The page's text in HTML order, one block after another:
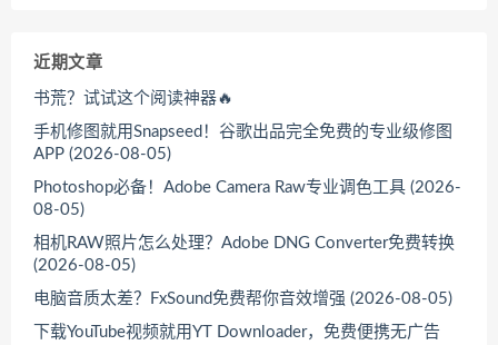
近期文章
书荒？试试这个阅读神器🔥
手机修图就用Snapseed！谷歌出品完全免费的专业级修图
APP (2026-08-05)
Photoshop必备！Adobe Camera Raw专业调色工具 (2026-
08-05)
相机RAW照片怎么处理？Adobe DNG Converter免费转换
(2026-08-05)
电脑音质太差？FxSound免费帮你音效增强 (2026-08-05)
下载YouTube视频就用YT Downloader，免费便携无广告